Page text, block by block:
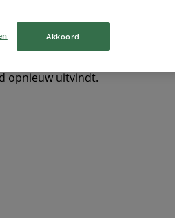
opnieuw uitvindt.
Akkoord